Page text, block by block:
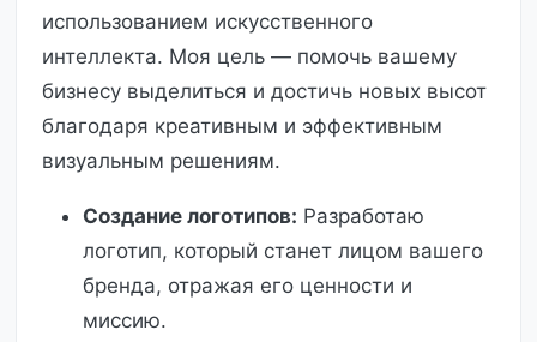
использованием искусственного
интеллекта. Моя цель — помочь вашему
бизнесу выделиться и достичь новых высот
благодаря креативным и эффективным
визуальным решениям.
Создание логотипов: Разработаю
логотип, который станет лицом вашего
бренда, отражая его ценности и
миссию.